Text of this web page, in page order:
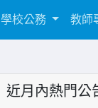
學校公務 教師
近月內熱門公